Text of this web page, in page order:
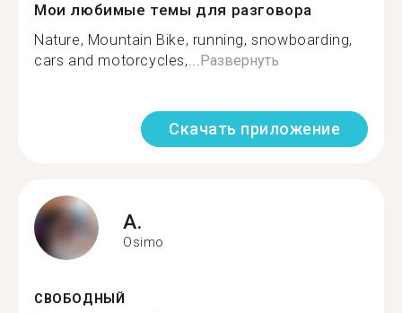
Мои любимые темы для разговора
Nature, Mountain Bike, running, snowboarding,
cars and motorcycles,...Развернуть
Скачать приложение
A.
Osimo
СВОБОДНЫЙ